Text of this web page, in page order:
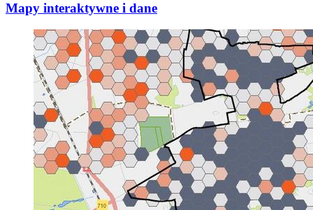
Mapy interaktywne i dane